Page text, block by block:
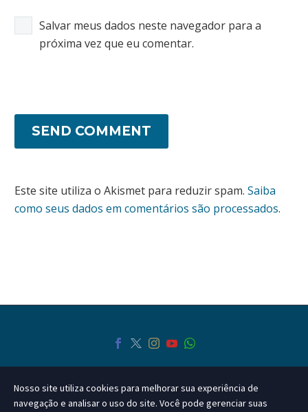
Salvar meus dados neste navegador para a
próxima vez que eu comentar.
SEND COMMENT
Este site utiliza o Akismet para reduzir spam. Saiba
como seus dados em comentários são processados.
Nosso site utiliza cookies para melhorar sua experiência de
navegação e analisar o uso do site. Você pode gerenciar suas